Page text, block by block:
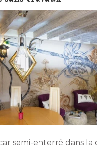
semi-enterré dans la